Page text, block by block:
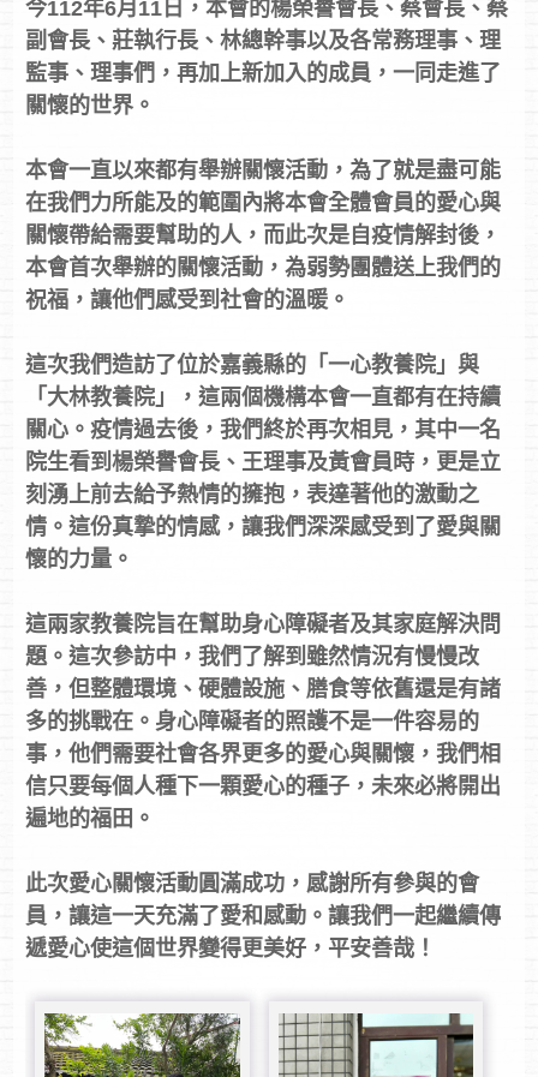
今112年6月11日，本會的楊榮譽會長、蔡會長、蔡
副會長、莊執行長、林總幹事以及各常務理事、理
監事、理事們，再加上新加入的成員，一同走進了
關懷的世界。
本會一直以來都有舉辦關懷活動，為了就是盡可能
在我們力所能及的範圍內將本會全體會員的愛心與
關懷帶給需要幫助的人，而此次是自疫情解封後，
本會首次舉辦的關懷活動，為弱勢團體送上我們的
祝福，讓他們感受到社會的溫暖。
這次我們造訪了位於嘉義縣的「一心教養院」與
「大林教養院」，這兩個機構本會一直都有在持續
關心。疫情過去後，我們終於再次相見，其中一名
院生看到楊榮譽會長、王理事及黃會員時，更是立
刻湧上前去給予熱情的擁抱，表達著他的激動之
情。這份真摯的情感，讓我們深深感受到了愛與關
懷的力量。
這兩家教養院旨在幫助身心障礙者及其家庭解決問
題。這次參訪中，我們了解到雖然情況有慢慢改
善，但整體環境、硬體設施、膳食等依舊還是有諸
多的挑戰在。身心障礙者的照護不是一件容易的
事，他們需要社會各界更多的愛心與關懷，我們相
信只要每個人種下一顆愛心的種子，未來必將開出
遍地的福田。
此次愛心關懷活動圓滿成功，感謝所有參與的會
員，讓這一天充滿了愛和感動。讓我們一起繼續傳
遞愛心使這個世界變得更美好，平安善哉！